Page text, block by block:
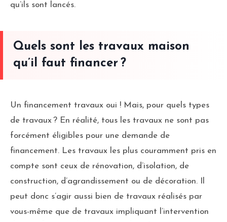
qu’ils sont lancés.
Quels sont les travaux maison
qu’il faut financer ?
Un financement travaux oui ! Mais, pour quels types
de travaux ? En réalité, tous les travaux ne sont pas
forcément éligibles pour une demande de
financement. Les travaux les plus couramment pris en
compte sont ceux de rénovation, d’isolation, de
construction, d’agrandissement ou de décoration. Il
peut donc s’agir aussi bien de travaux réalisés par
vous-même que de travaux impliquant l’intervention